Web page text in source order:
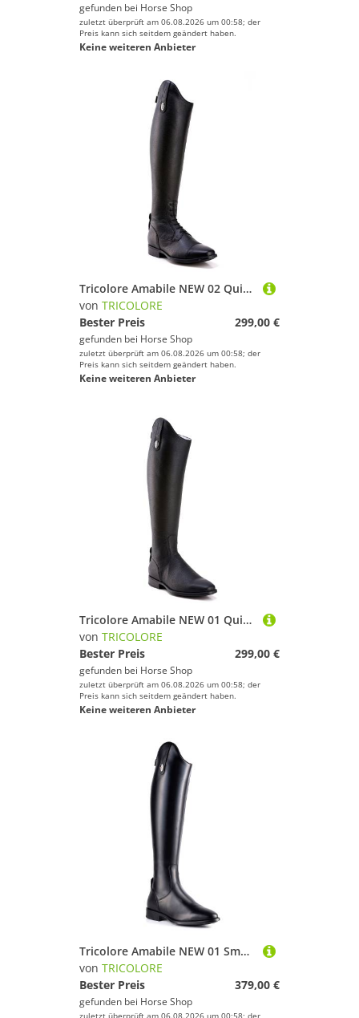
gefunden bei Horse Shop
zuletzt überprüft am 06.08.2026 um 00:58; der
Preis kann sich seitdem geändert haben.
Keine weiteren Anbieter
Tricolore Amabile NEW 02 Quick Reitstiefel by DeNiro
von TRICOLORE
Bester Preis
299,00 €
gefunden bei Horse Shop
zuletzt überprüft am 06.08.2026 um 00:58; der
Preis kann sich seitdem geändert haben.
Keine weiteren Anbieter
Tricolore Amabile NEW 01 Quick Reitstiefel by DeNiro
von TRICOLORE
Bester Preis
299,00 €
gefunden bei Horse Shop
zuletzt überprüft am 06.08.2026 um 00:58; der
Preis kann sich seitdem geändert haben.
Keine weiteren Anbieter
Tricolore Amabile NEW 01 Smooth Glattleder Reitstiefel by DeNiro
von TRICOLORE
Bester Preis
379,00 €
gefunden bei Horse Shop
zuletzt überprüft am 06.08.2026 um 00:58; der